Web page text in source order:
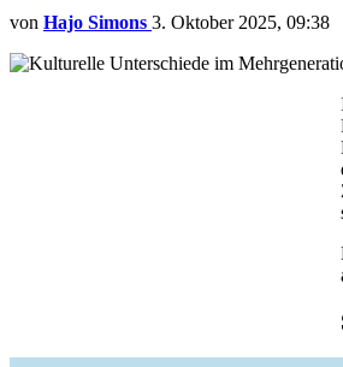
von Hajo Simons 3. Oktober 2025, 09:38